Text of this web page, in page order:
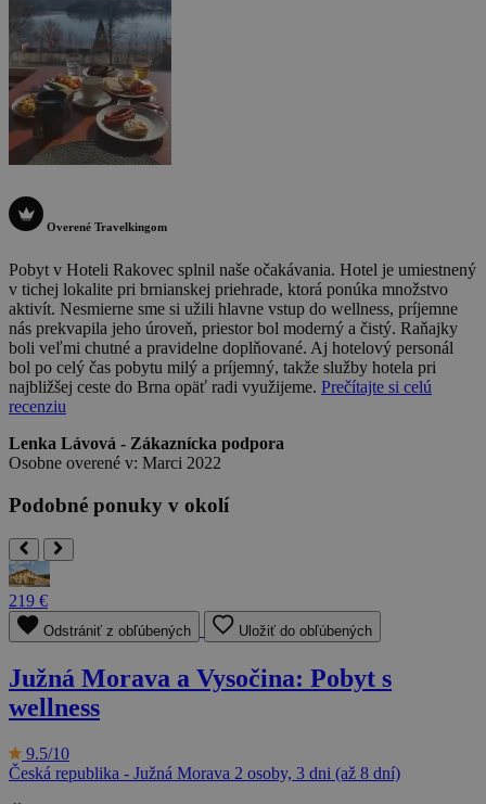
Overené Travelkingom
Pobyt v Hoteli Rakovec splnil naše očakávania. Hotel je umiestnený
v tichej lokalite pri brnianskej priehrade, ktorá ponúka množstvo
aktivít. Nesmierne sme si užili hlavne vstup do wellness, príjemne
nás prekvapila jeho úroveň, priestor bol moderný a čistý. Raňajky
boli veľmi chutné a pravidelne doplňované. Aj hotelový personál
bol po celý čas pobytu milý a príjemný, takže služby hotela pri
najbližšej ceste do Brna opäť radi využijeme. Prečítajte si celú
recenziu
Lenka Lávová - Zákaznícka podpora
Osobne overené v: Marci 2022
Podobné ponuky v okolí
219 €
Odstrániť z obľúbených Uložiť do obľúbených
Južná Morava a Vysočina: Pobyt s
wellness
9.5/10
Česká republika - Južná Morava 2 osoby, 3 dni (až 8 dní)